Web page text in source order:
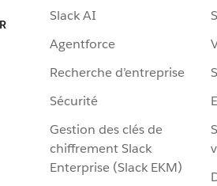
Slack AI
Agentforce
Recherche d’entreprise
Sécurité
Gestion des clés de
chiffrement Slack
Enterprise (Slack EKM)